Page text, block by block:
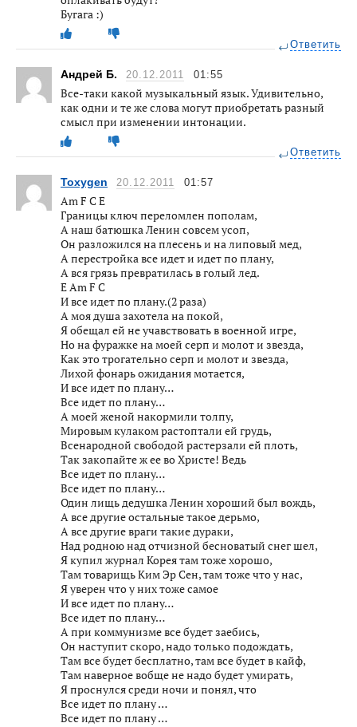
Бугага :)
Ответить
Андрей Б. 20.12.2011 01:55
Все-таки какой музыкальный язык. Удивительно,
как одни и те же слова могут приобретать разный
смысл при изменении интонации.
Ответить
Toxygen 20.12.2011 01:57
Am F C E
Границы ключ переломлен пополам,
А наш батюшка Ленин совсем усоп,
Он разложился на плесень и на липовый мед,
А перестройка все идет и идет по плану,
А вся грязь превратилась в голый лед.
E Am F С
И все идет по плану.(2 раза)
А моя душа захотела на покой,
Я обещал ей не учавствовать в военной игре,
Но на фуражке на моей серп и молот и звезда,
Как это трогательно серп и молот и звезда,
Лихой фонарь ожидания мотается,
И все идет по плану…
Все идет по плану…
А моей женой накормили толпу,
Мировым кулаком растоптали ей грудь,
Всенародной свободой растерзали ей плоть,
Так закопайте ж ее во Христе! Ведь
Все идет по плану…
Все идет по плану…
Один лищь дедушка Ленин хороший был вождь,
А все другие остальные такое дерьмо,
А все другие враги такие дураки,
Над родною над отчизной бесноватый снег шел,
Я купил журнал Корея там тоже хорошо,
Там товарищь Ким Эр Сен, там тоже что у нас,
Я уверен что у них тоже самое
И все идет по плану…
Все идет по плану…
А при коммунизме все будет заебись,
Он наступит скоро, надо только подождать,
Там все будет бесплатно, там все будет в кайф,
Там наверное вобще не надо будет умирать,
Я проснулся среди ночи и понял, что
Все идет по плану …
Все идет по плану …